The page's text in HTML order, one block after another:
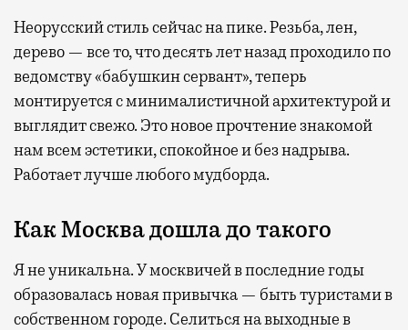
Неорусский стиль сейчас на пике. Резьба, лен,
дерево — все то, что десять лет назад проходило по
ведомству «бабушкин сервант», теперь
монтируется с минималистичной архитектурой и
выглядит свежо. Это новое прочтение знакомой
нам всем эстетики, спокойное и без надрыва.
Работает лучше любого мудборда.
Как Москва дошла до такого
Я не уникальна. У москвичей в последние годы
образовалась новая привычка — быть туристами в
собственном городе. Селиться на выходные в